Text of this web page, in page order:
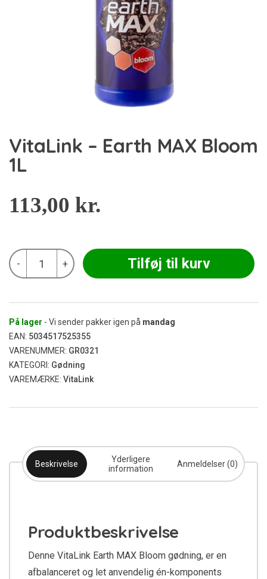
VitaLink – Earth MAX Bloom
1L
113,00 kr.
-
VitaLink
Earth
antal
+ Tilføj til kurv
På lager - Vi sender pakker igen på mandag
EAN: 5034517525355
VARENUMMER: GR0321
KATEGORI: Gødning
VAREMÆRKE: VitaLink
Beskrivelse
Yderligere
information
Anmeldelser (0)
Produktbeskrivelse
Denne VitaLink Earth MAX Bloom gødning, er en
afbalanceret og let anvendelig én-komponents